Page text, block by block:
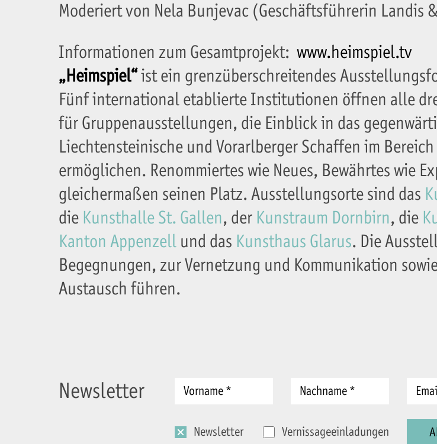
Moderiert von Nela Bunjevac (Geschäftsführerin Landis
Informationen zum Gesamtprojekt: www.heimspiel.tv
„Heimspiel“ist ein grenzüberschreitendes
Fünf international etablierte Institutionen öffnen alle
für Gruppenausstellungen, die Einblick in das
Liechtensteinische und Vorarlberger Schaffen im
ermöglichen. Renommiertes wie Neues, Bewährtes wie
gleichermaßen seinen Platz. Ausstellungsorte sind das
die Kunsthalle St. Gallen, der Kunstraum Dornbirn, die
Kanton Appenzell und das Kunsthaus Glarus. Die
Begegnungen, zur Vernetzung und Kommunikation
Austausch führen.
Newsletter
Newsletter Vernissageeinladungen